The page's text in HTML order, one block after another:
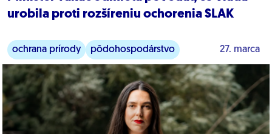
urobila proti rozšíreniu ochorenia SLAK
ochrana prírody pôdohospodárstvo 27. marca